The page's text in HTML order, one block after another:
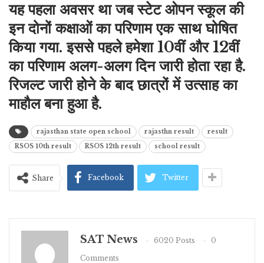
यह पहला अवसर था जब स्टेट ओपन स्कूल की
इन दोनों कक्षाओं का परिणाम एक साथ घोषित
किया गया. इससे पहले हमेशा 10वीं और 12वीं
का परिणाम अलग-अलग दिन जारी होता रहा है.
रिजल्ट जारी होने के बाद छात्रों में उत्साह का
माहौल बना हुआ है.
rajasthan state open school rajasthn result
result
RSOS 10th result
RSOS 12th result school result
Share Facebook Twitter
SAT News 6020 Posts
0
Comments